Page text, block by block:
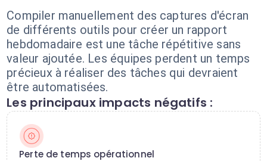
Compiler manuellement des captures d'écran
de différents outils pour créer un rapport
hebdomadaire est une tâche répétitive sans
valeur ajoutée. Les équipes perdent un temps
précieux à réaliser des tâches qui devraient
être automatisées.
Les principaux impacts négatifs :
Perte de temps opérationnel